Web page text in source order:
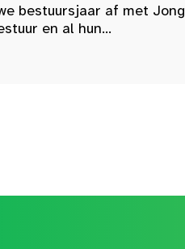
bestuursjaar af met
en al hun...